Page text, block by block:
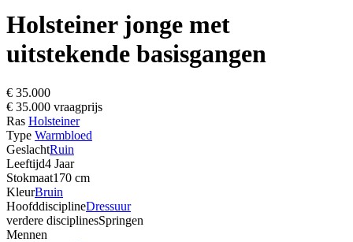
Holsteiner jonge met
uitstekende basisgangen
€ 35.000
€ 35.000 vraagprijs
Ras Holsteiner
Type Warmbloed
GeslachtRuin
Leeftijd4 Jaar
Stokmaat170 cm
KleurBruin
HoofddisciplineDressuur
verdere disciplinesSpringen
Mennen